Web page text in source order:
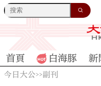
首頁 白海豚 新
今日大公>>副刊